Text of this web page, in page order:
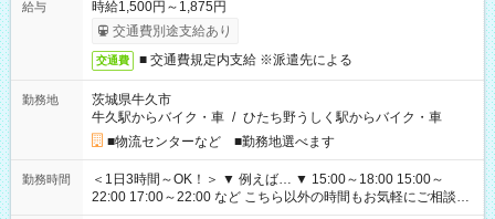
給与
時給1,500円～1,875円
交通費別途支給あり
交通費 ■ 交通費規定内支給 ※派遣先による
勤務地
茨城県牛久市
牛久駅からバイク・車 / ひたち野うしく駅からバイク・車
■物流センターなど ■勤務地選べます
勤務時間
＜1日3時間～OK！＞ ▼ 例えば… ▼ 15:00～18:00 15:00～
22:00 17:00～22:00 など こちら以外の時間もお気軽にご相談く
ださい！